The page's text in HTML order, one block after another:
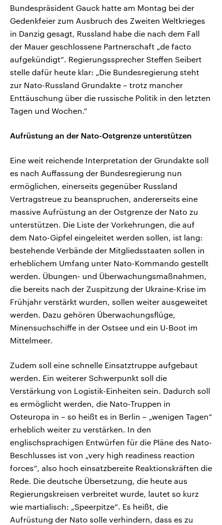
Bundespräsident Gauck hatte am Montag bei der
Gedenkfeier zum Ausbruch des Zweiten Weltkrieges
in Danzig gesagt, Russland habe die nach dem Fall
der Mauer geschlossene Partnerschaft „de facto
aufgekündigt“. Regierungssprecher Steffen Seibert
stelle dafür heute klar: „Die Bundesregierung steht
zur Nato-Russland Grundakte – trotz mancher
Enttäuschung über die russische Politik in den letzten
Tagen und Wochen.“
Aufrüstung an der Nato-Ostgrenze unterstützen
Eine weit reichende Interpretation der Grundakte soll
es nach Auffassung der Bundesregierung nun
ermöglichen, einerseits gegenüber Russland
Vertragstreue zu beanspruchen, andererseits eine
massive Aufrüstung an der Ostgrenze der Nato zu
unterstützen. Die Liste der Vorkehrungen, die auf
dem Nato-Gipfel eingeleitet werden sollen, ist lang:
bestehende Verbände der Mitgliedsstaaten sollen in
erheblichem Umfang unter Nato-Kommando gestellt
werden. Übungen- und Überwachungsmaßnahmen,
die bereits nach der Zuspitzung der Ukraine-Krise im
Frühjahr verstärkt wurden, sollen weiter ausgeweitet
werden. Dazu gehören Überwachungsflüge,
Minensuchschiffe in der Ostsee und ein U-Boot im
Mittelmeer.
Zudem soll eine schnelle Einsatztruppe aufgebaut
werden. Ein weiterer Schwerpunkt soll die
Verstärkung von Logistik-Einheiten sein. Dadurch soll
es ermöglicht werden, die Nato-Truppen in
Osteuropa in – so heißt es in Berlin – „wenigen Tagen“
erheblich weiter zu verstärken. In den
englischsprachigen Entwürfen für die Pläne des Nato-
Beschlusses ist von „very high readiness reaction
forces“, also hoch einsatzbereite Reaktionskräften die
Rede. Die deutsche Übersetzung, die heute aus
Regierungskreisen verbreitet wurde, lautet so kurz
wie martialisch: „Speerpitze“. Es heißt, die
Aufrüstung der Nato solle verhindern, dass es zu